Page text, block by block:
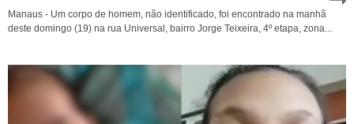
Manaus - Um corpo de homem, não identificado, foi encontrado na manhã
deste domingo (19) na rua Universal, bairro Jorge Teixeira, 4º etapa, zona...